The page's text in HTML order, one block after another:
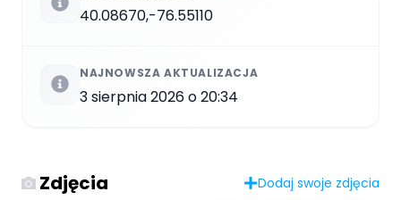
40.08670,-76.55110
NAJNOWSZA AKTUALIZACJA
3 sierpnia 2026 o 20:34
Zdjęcia Dodaj swoje zdjęcia